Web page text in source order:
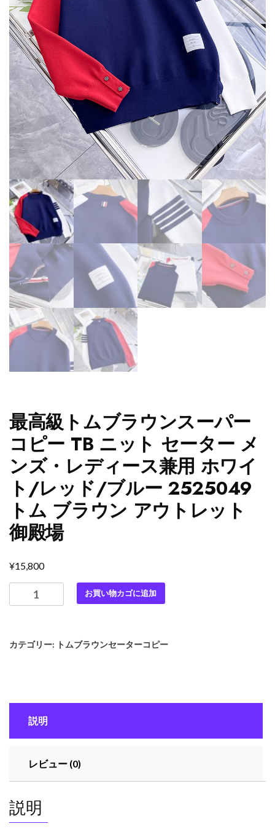
最高級トムブラウンスーパー
コピー TB ニット セーター メ
ンズ・レディース兼用 ホワイ
ト/レッド/ブルー 2525049
トム ブラウン アウトレット
御殿場
¥15,800
高
ム
ー
コ
ー
TB
お買い物カゴに追加
カテゴリー: トムブラウンセーターコピー
説明
レビュー (0)
説明